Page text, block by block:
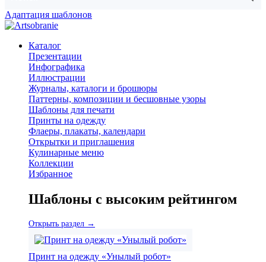
Адаптация шаблонов
Каталог
Презентации
Инфографика
Иллюстрации
Журналы, каталоги и брошюры
Паттерны, композиции и бесшовные узоры
Шаблоны для печати
Принты на одежду
Флаеры, плакаты, календари
Открытки и приглашения
Кулинарные меню
Коллекции
Избранное
Шаблоны с высоким рейтингом
Открыть раздел →
Принт на одежду «Унылый робот»